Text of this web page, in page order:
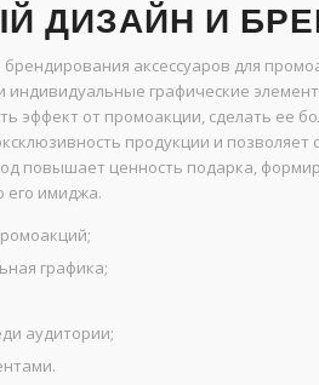
ДИЗАЙН И
аксессуаров для
графические
эффект от промоакции, сделать ее
продукции и
повышает ценность подарка,
его имиджа.
графика;
аудитории;